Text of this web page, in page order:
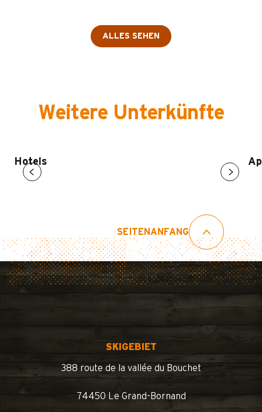
ALLES SEHEN
Weitere Unterkünfte
Hotels
SEITENANFANG
SKIGEBIET
388 route de la vallée du Bouchet
74450 Le Grand-Bornand